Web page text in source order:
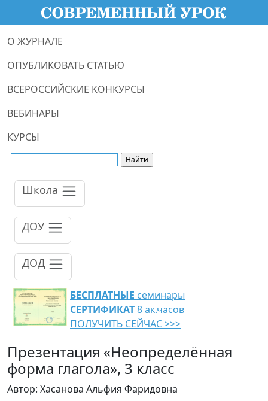
О ЖУРНАЛЕ
ОПУБЛИКОВАТЬ СТАТЬЮ
ВСЕРОССИЙСКИЕ КОНКУРСЫ
ВЕБИНАРЫ
КУРСЫ
Школа
ДОУ
ДОД
БЕСПЛАТНЫЕ семинары
СЕРТИФИКАТ8 ак.часов
ПОЛУЧИТЬ СЕЙЧАС >>>
Презентация «Неопределённая
форма глагола», 3 класс
Автор: Хасанова Альфия Фаридовна